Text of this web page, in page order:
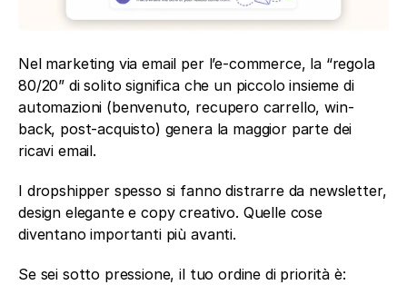
Nel marketing via email per l’e-commerce, la “regola
80/20” di solito significa che un piccolo insieme di
automazioni (benvenuto, recupero carrello, win-
back, post-acquisto) genera la maggior parte dei
ricavi email.
I dropshipper spesso si fanno distrarre da newsletter,
design elegante e copy creativo. Quelle cose
diventano importanti più avanti.
Se sei sotto pressione, il tuo ordine di priorità è: